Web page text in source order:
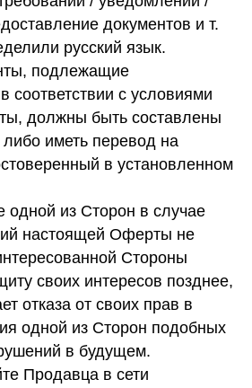
документов и т.
русский язык.
подлежащие
соответствии с условиями
должны быть составлены
иметь перевод на
в установленном
одной из Сторон в случае
настоящей Оферты не
Стороны
своих интересов позднее,
отказа от своих прав в
одной из Сторон подобных
в будущем.
Продавца в сети